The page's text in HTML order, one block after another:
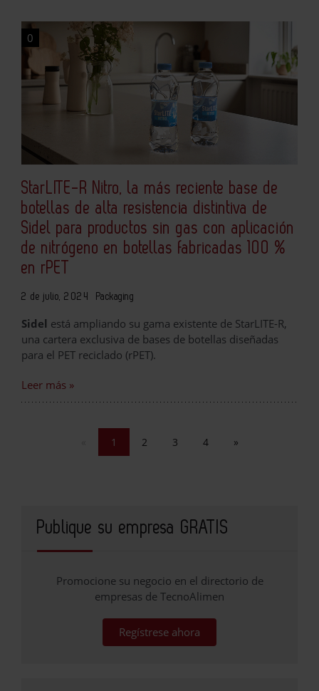
0
StarLITE-R Nitro, la más reciente base de
botellas de alta resistencia distintiva de
Sidel para productos sin gas con aplicación
de nitrógeno en botellas fabricadas 100 %
en rPET
2 de julio, 2024 Packaging
Sidel está ampliando su gama existente de StarLITE-R,
una cartera exclusiva de bases de botellas diseñadas
para el PET reciclado (rPET).
Leer más »
1 2 3 4 »
Publique su empresa GRATIS
Promocione su negocio en el directorio de
empresas de TecnoAlimen
Regístrese ahora